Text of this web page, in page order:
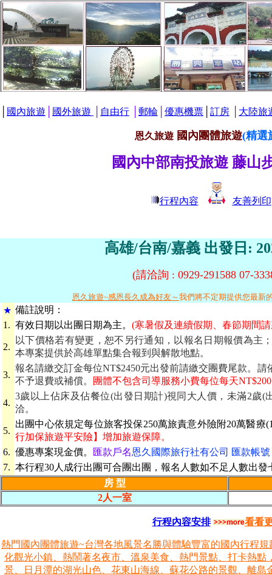
國內旅遊 國外旅遊 自由行 郵輪 優惠機票 訂房 大陸旅
恩久旅遊國內團體旅遊(精選
國內中部南投旅遊 藤山
行程內容 友善列印
高雄/台南/嘉義 出發日:
(請洽詢 : 0929-291588 07-
恩久旅遊~感恩長久成為好友～我們將不定期提供您最新
★ 備註說明：
1. 有效日期 以出團日期為主。 (寒暑假及連續假期、春節期間
2.
以下價格若有變更，恕不另行通知，以報名日期報價為主
本專案提供於高雄單點集合報到與解散地點。
3.
報名請繳交訂金每位NT$2450元出發前請繳交團費尾款。
不予退費或補償。
團體不包含司導服務小費每位每天
4.
3歲以上佔床及佔餐位(出發日期計)視同大人價，未滿2歲
洽。
5.
出團中心依規定每位旅客投保250萬旅責意外險附20萬醫療
行加保旅遊平安險】增加旅遊保障。
6. 優惠專案現金價。 匯款戶名恩久國際旅行社有公司 匯款帳號
7. 本行程30人成行出團可合團出團，報名人數如不足人數出
房 型
2人一室
行程內容安排 看看
熱門國內團體旅遊~台灣各地風景名勝與體驗豐富的國內行程
化觀光小鎮、熱鬧著名夜市、溫泉美食、熱門景點、打卡熱
景、日月潭的湖光山色、花東山海線、蘇花公路的景觀、離